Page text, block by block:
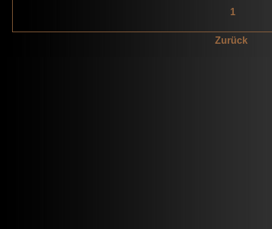
1
Zurück